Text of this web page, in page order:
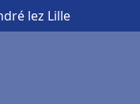
lez Lille